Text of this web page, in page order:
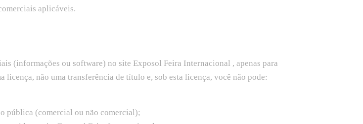
aplicáveis.
(informações ou software) no site Exposol Feira Internacional , apenas para
não uma transferência de título e, sob esta licença, você não pode:
pública (comercial ou não comercial);